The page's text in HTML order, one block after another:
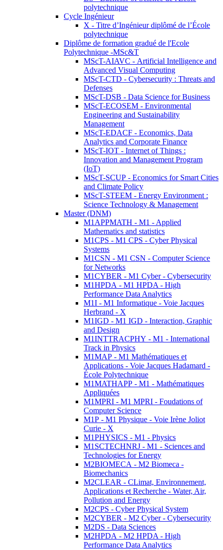
polytechnique
Cycle Ingénieur
X - Titre d’Ingénieur diplômé de l’École
polytechnique
Diplôme de formation gradué de l'Ecole
Polytechnique -MSc&T
MScT-AIAVC - Artificial Intelligence and
Advanced Visual Computing
MScT-CTD - Cybersecurity : Threats and
Defenses
MScT-DSB - Data Science for Business
MScT-ECOSEM - Environmental
Engineering and Sustainability
Management
MScT-EDACF - Economics, Data
Analytics and Corporate Finance
MScT-IOT - Internet of Things :
Innovation and Management Program
(IoT)
MScT-SCUP - Economics for Smart Cities
and Climate Policy
MScT-STEEM - Energy Environment :
Science Technology & Management
Master (DNM)
M1APPMATH - M1 - Applied
Mathematics and statistics
M1CPS - M1 CPS - Cyber Physical
Systems
M1CSN - M1 CSN - Computer Science
for Networks
M1CYBER - M1 Cyber - Cybersecurity
M1HPDA - M1 HPDA - High
Performance Data Analytics
M1I - M1 Informatique - Voie Jacques
Herbrand - X
M1IGD - M1 IGD - Interaction, Graphic
and Design
M1INTTRACPHY - M1 - International
Track in Physics
M1MAP - M1 Mathématiques et
Applications - Voie Jacques Hadamard -
École Polytechnique
M1MATHAPP - M1 - Mathématiques
Appliquées
M1MPRI - M1 MPRI - Foudations of
Computer Science
M1P - M1 Physique - Voie Irène Joliot
Curie - X
M1PHYSICS - M1 - Physics
M1SCTECHNRJ - M1 - Sciences and
Technologies for Energy
M2BIOMECA - M2 Biomeca -
Biomechanics
M2CLEAR - CLimat, Environnement,
Applications et Recherche - Water, Air,
Pollution and Energy
M2CPS - Cyber Physical System
M2CYBER - M2 Cyber - Cybersecurity
M2DS - Data Sciences
M2HPDA - M2 HPDA - High
Performance Data Analytics